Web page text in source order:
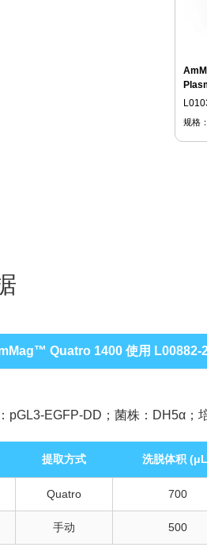
规格
Quatro 1400 使用 L00882-
pGL3-EGFP-DD；菌株：DH5α；
提取方式 洗脱体积
Quatro 700
手动 500